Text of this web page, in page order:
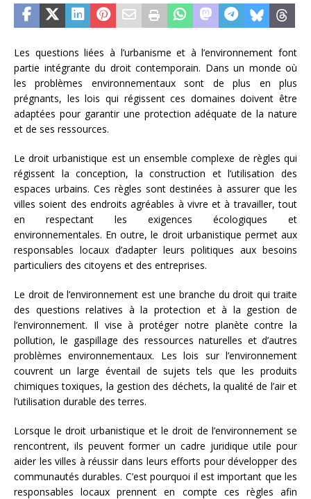
Les questions liées à l’urbanisme et à l’environnement font
partie intégrante du droit contemporain. Dans un monde où
les problèmes environnementaux sont de plus en plus
prégnants, les lois qui régissent ces domaines doivent être
adaptées pour garantir une protection adéquate de la nature
et de ses ressources.
Le droit urbanistique est un ensemble complexe de règles qui
régissent la conception, la construction et l’utilisation des
espaces urbains. Ces règles sont destinées à assurer que les
villes soient des endroits agréables à vivre et à travailler, tout
en respectant les exigences écologiques et
environnementales. En outre, le droit urbanistique permet aux
responsables locaux d’adapter leurs politiques aux besoins
particuliers des citoyens et des entreprises.
Le droit de l’environnement est une branche du droit qui traite
des questions relatives à la protection et à la gestion de
l’environnement. Il vise à protéger notre planète contre la
pollution, le gaspillage des ressources naturelles et d’autres
problèmes environnementaux. Les lois sur l’environnement
couvrent un large éventail de sujets tels que les produits
chimiques toxiques, la gestion des déchets, la qualité de l’air et
l’utilisation durable des terres.
Lorsque le droit urbanistique et le droit de l’environnement se
rencontrent, ils peuvent former un cadre juridique utile pour
aider les villes à réussir dans leurs efforts pour développer des
communautés durables. C’est pourquoi il est important que les
responsables locaux prennent en compte ces règles afin